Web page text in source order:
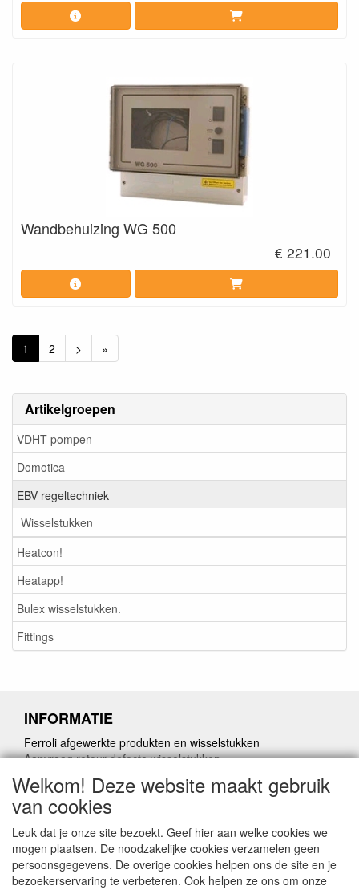
Artikelgroepen
VDHT pompen
Domotica
EBV regeltechniek
Wisselstukken
Heatcon!
Heatapp!
Bulex wisselstukken.
Fittings
Wandbehuizing WG 500
€ 221.00
1 2 > »
INFORMATIE
Ferroli afgewerkte produkten en wisselstukken
Aanvraag retour defecte wisselstukken
Herroepingslink aanvragen
CONTACTGEGEVENS
Welkom! Deze website maakt gebruik
van cookies
Leuk dat je onze site bezoekt. Geef hier aan welke cookies we
mogen plaatsen. De noodzakelijke cookies verzamelen geen
persoonsgegevens. De overige cookies helpen ons de site en je
bezoekerservaring te verbeteren. Ook helpen ze ons om onze